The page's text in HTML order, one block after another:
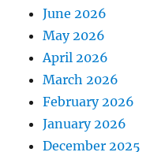
n
June 2026
May 2026
April 2026
March 2026
February 2026
January 2026
December 2025